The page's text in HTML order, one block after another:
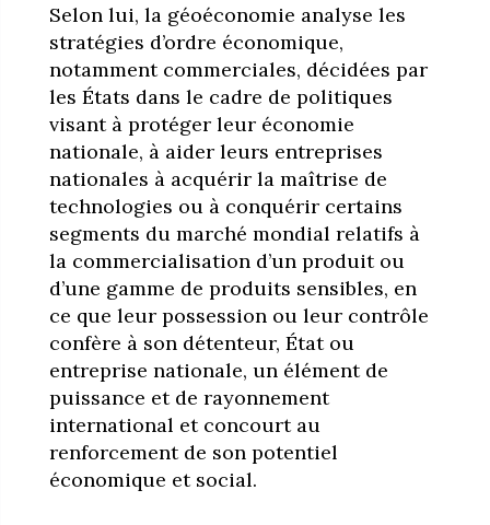
Selon lui, la géoéconomie analyse les
stratégies d’ordre économique,
notamment commerciales, décidées par
les États dans le cadre de politiques
visant à protéger leur économie
nationale, à aider leurs entreprises
nationales à acquérir la maîtrise de
technologies ou à conquérir certains
segments du marché mondial relatifs à
la commercialisation d’un produit ou
d’une gamme de produits sensibles, en
ce que leur possession ou leur contrôle
confère à son détenteur, État ou
entreprise nationale, un élément de
puissance et de rayonnement
international et concourt au
renforcement de son potentiel
économique et social.